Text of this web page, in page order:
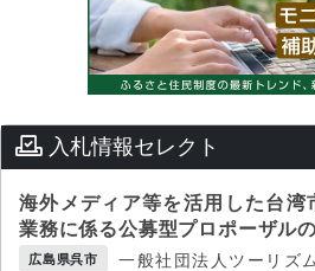
入札情報セレクト
海外メディア等を活用した台湾
業務に係る公募型プロポーザル
広島県呉市
一般社団法人ツーリズ